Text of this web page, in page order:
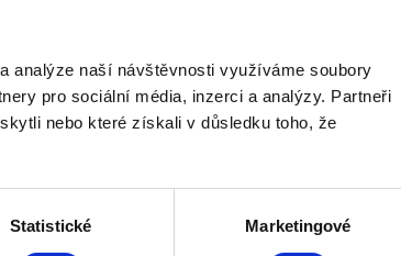
analýze naší návštěvnosti využíváme soubory
pro sociální média, inzerci a analýzy. Partneři
nebo které získali v důsledku toho, že
Statistické Marketingové